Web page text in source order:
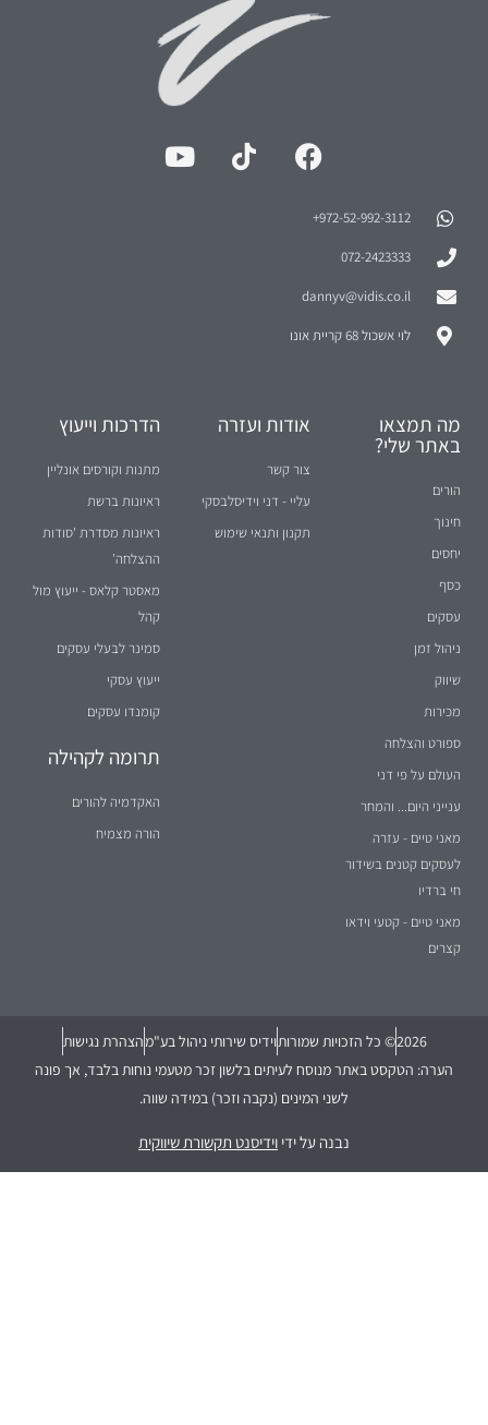
972-52-992-3112⁩+
072-2423333
dannyv@vidis.co.il
לוי אשכול 68 קריית אונו
מה תמצאו
באתר שלי?
הורים
חינוך
יחסים
כסף
עסקים
ניהול זמן
שיווק
מכירות
ספורט והצלחה
העולם על פי דני
ענייני היום... והמחר
מאני טיים - עזרה
לעסקים קטנים בשידור
חי ברדיו
מאני טיים - קטעי וידאו
קצרים
אודות ועזרה
צור קשר
עליי - דני וידיסלבסקי
תקנון ותנאי שימוש
הדרכות וייעוץ
מתנות וקורסים אונליין
ראיונות ברשת
ראיונות מסדרת 'סודות
ההצלחה'
מאסטר קלאס - ייעוץ מול
קהל
סמינר לבעלי עסקים
ייעוץ עסקי
קומנדו עסקים
תרומה לקהילה
האקדמיה להורים
הורה מצמיח
2026© כל הזכויות שמורותוידיס שירותי ניהול בע"מהצהרת נגישות
הערה: הטקסט באתר מנוסח לעיתים בלשון זכר מטעמי נוחות בלבד, אך פונה
לשני המינים (נקבה וזכר) במידה שווה.
נבנה על ידי וידיסנט תקשורת שיווקית